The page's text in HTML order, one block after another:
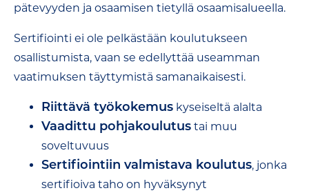
pätevyyden ja osaamisen tietyllä osaamisalueella.
Sertifiointi ei ole pelkästään koulutukseen
osallistumista, vaan se edellyttää useamman
vaatimuksen täyttymistä samanaikaisesti.
Riittävä työkokemus kyseiseltä alalta
Vaadittu pohjakoulutus tai muu
soveltuvuus
Sertifiointiin valmistava koulutus, jonka
sertifioiva taho on hyväksynyt